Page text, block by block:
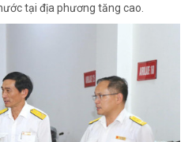
tại địa phương tăng cao.